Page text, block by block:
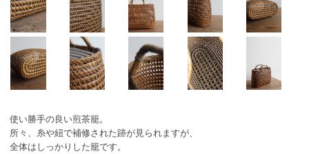
使い勝手の良い煎茶籠。
所々、糸や紐で補修された跡が見られますが、
全体はしっかりした籠です。